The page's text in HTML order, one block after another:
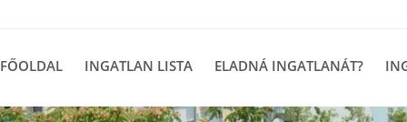
FŐOLDAL INGATLAN LISTA ELADNÁ INGATLANÁT?